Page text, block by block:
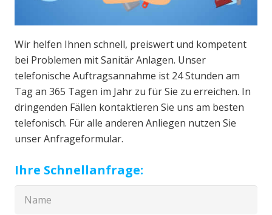
Wir helfen Ihnen schnell, preiswert und kompetent
bei Problemen mit Sanitär Anlagen. Unser
telefonische Auftragsannahme ist 24 Stunden am
Tag an 365 Tagen im Jahr zu für Sie zu erreichen. In
dringenden Fällen kontaktieren Sie uns am besten
telefonisch. Für alle anderen Anliegen nutzen Sie
unser Anfrageformular.
Ihre Schnellanfrage: